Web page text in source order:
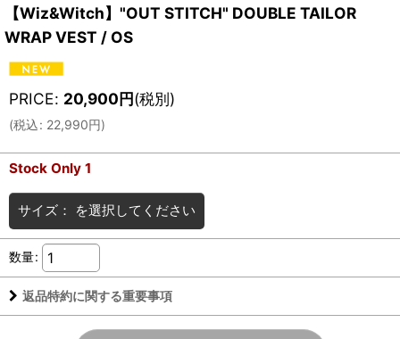
【Wiz&Witch】"OUT STITCH" DOUBLE TAILOR
WRAP VEST / OS
PRICE: 20,900円(税別)
(税込: 22,990円)
Stock Only 1
サイズ： を選択してください
数量:
返品特約に関する重要事項